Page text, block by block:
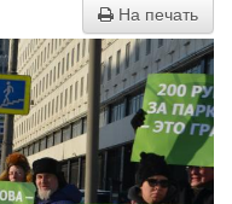
На печать